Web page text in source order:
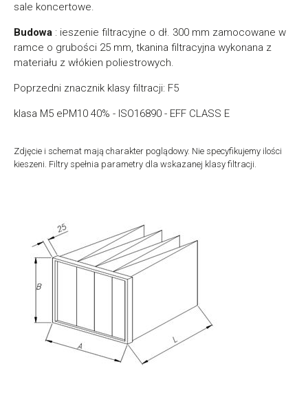
sale koncertowe.
Budowa : ieszenie filtracyjne o dł. 300 mm zamocowane w
ramce o grubości 25 mm, tkanina filtracyjna wykonana z
materiału z włókien poliestrowych.
Poprzedni znacznik klasy filtracji: F5
klasa M5 ePM10 40% - ISO16890 - EFF CLASS E
Zdjęcie i schemat mają charakter poglądowy. Nie specyfikujemy ilości
kieszeni. Filtry spełnia parametry dla wskazanej klasy filtracji.